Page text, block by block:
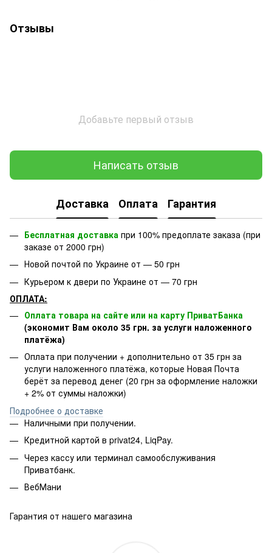
Отзывы
Добавьте первый отзыв
Написать отзыв
Доставка Оплата Гарантия
Бесплатная доставка при 100% предоплате заказа (при
заказе от 2000 грн)
Новой почтой по Украине от — 50 грн
Курьером к двери по Украине от — 70 грн
ОПЛАТА:
Оплата товара на сайте или на карту ПриватБанка
(экономит Вам около 35 грн. за услуги наложенного
платёжа)
Оплата при получении + дополнительно от 35 грн за
услуги наложенного платёжа, которые Новая Почта
берёт за перевод денег (20 грн за оформление наложки
+ 2% от суммы наложки)
Подробнее о доставке
Наличными при получении.
Кредитной картой в privat24, LiqPay.
Через кассу или терминал самообслуживания
Приватбанк.
ВебМани
Гарантия от нашего магазина